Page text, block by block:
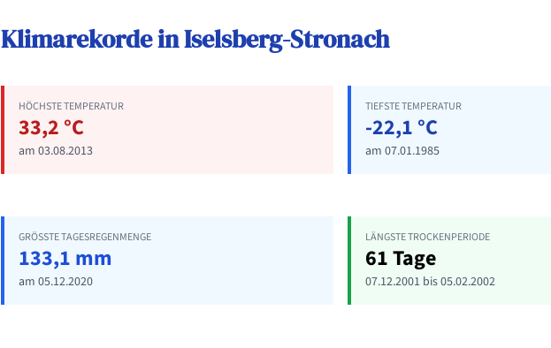
Klimarekorde in Iselsberg-Stronach
HÖCHSTE TEMPERATUR
33,2 °C
am 03.08.2013
TIEFSTE TEMPERATUR
-22,1 °C
am 07.01.1985
GRÖSSTE TAGESREGENMENGE
133,1 mm
am 05.12.2020
LÄNGSTE TROCKENPERIODE
61 Tage
07.12.2001 bis 05.02.2002